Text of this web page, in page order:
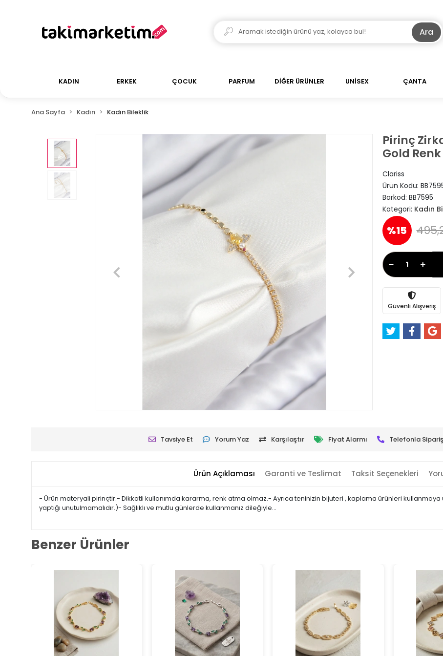
Ara
KADIN ERKEK ÇOCUK PARFUM DİĞER ÜRÜNLER UNİSEX ÇANTA
Ana Sayfa Kadın Kadın Bileklik
Pirinç
Gold
Clariss
Ürün Kodu:
Barkod: BB7595
Kategori: Kadın
%15
Güvenli Alışveriş
Tavsiye Et Yorum Yaz Karşılaştır Fiyat Alarmı Telefonla Sipariş
Ürün Açıklaması Garanti ve Teslimat Taksit Seçenekleri
- Ürün materyali pirinçtir.- Dikkatli kullanımda kararma, renk atma olmaz.- Ayrıca teninizin bijuteri , kaplama ürünleri
yaptığı unutulmamalıdır.)- Sağlıklı ve mutlu günlerde kullanmanız dileğiyle…
Benzer Ürünler